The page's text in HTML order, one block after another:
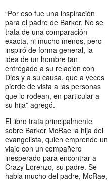
“Por eso fue una inspiración
para el padre de Barker. No se
trata de una comparación
exacta, ni mucho menos, pero
inspiró de forma general, la
idea de un hombre tan
entregado a su relación con
Dios y a su causa, que a veces
pierde de vista a las personas
que lo rodean, en particular a
su hija” agregó.
El libro trata principalmente
sobre Barker McRae la hija del
evangelista, quien emprende un
viaje con un compañero
inesperado para encontrar a
Crazy Lorenzo, su padre. Se
habla mucho del padre, McRae,